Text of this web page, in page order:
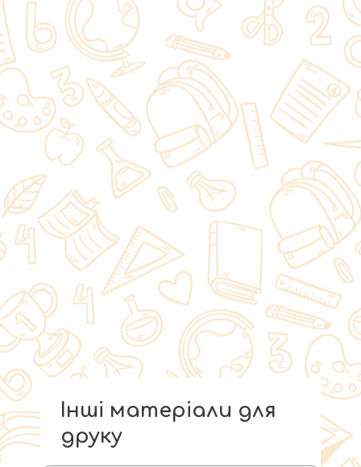
Інші матеріали для
друку